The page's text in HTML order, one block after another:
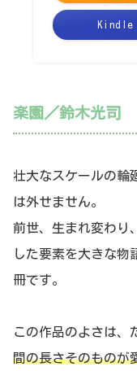
Kindle
楽園／鈴木光司
壮大なスケールの輪
は外せません。
前世、生まれ変わり
した要素を大きな物
冊です。
この作品のよさは、
間の長さそのものが